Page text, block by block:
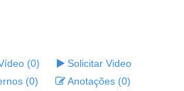
(0)
Solicitar Video
(0) Anotações (0)